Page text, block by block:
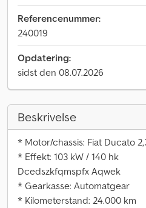
Referencenummer:
240019
Opdatering:
sidst den 08.07.2026
Beskrivelse
* Motor/chassis: Fiat Ducato
* Effekt: 103 kW / 140 hk
Dcedszkfqmspfx Aqwek
* Gearkasse: Automatgear
* Kilometerstand: 24.000 km